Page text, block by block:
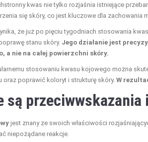
kwas nie tylko rozjaśnia istniejące
się skóry, co jest kluczowe dla zachowania
że już po pięciu tygodniach stosowania
stanu skóry. Jego działanie jest
a nie na całej powierzchni skóry.
stosowaniu kwasu kojowego można
oraz poprawić koloryt i strukturę skóry. W
są
jest znany ze swoich właściwości
niepożądane reakcje.